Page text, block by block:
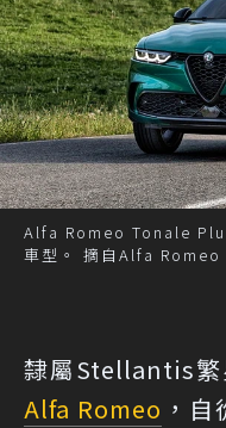
Alfa Romeo Tonale
車型。 摘自Alfa Romeo
隸屬Stellantis繁
Alfa Romeo ，